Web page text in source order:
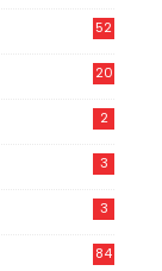
52
20
2
3
3
84